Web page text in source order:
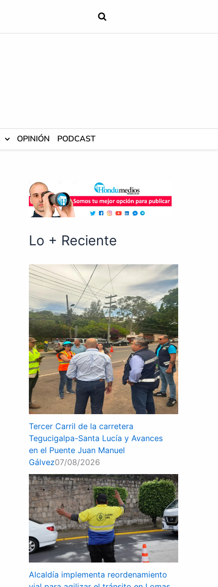
OPINIÓN PODCAST
Lo + Reciente
Tercer Carril de la carretera
Tegucigalpa-Santa Lucía y Avances
en el Puente Juan Manuel
Gálvez07/08/2026
Alcaldía implementa reordenamiento